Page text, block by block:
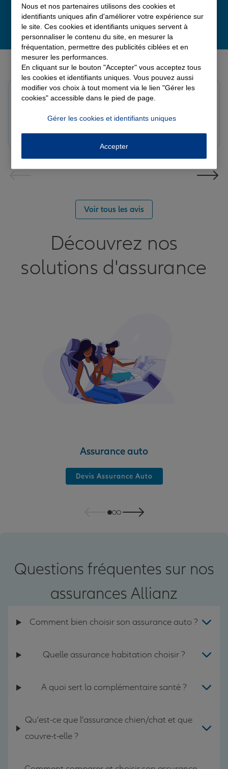
Derniers avis de nos agences Allianz
Note de 5 sur 5
Yori A.
Voir tous les avis
Découvrez nos
solutions d'assurance
Assurance auto
Devis Assurance Auto
Questions fréquentes sur nos
assurances Allianz
Comment bien choisir son assurance auto ?
Quelle assurance habitation choisir ?
A quoi sert la complémentaire santé ?
Qu'est-ce que l'assurance chien/chat et que
couvre-t-elle ?
Nous et nos partenaires utilisons des cookies et
identifiants uniques afin d'améliorer votre expérience sur
le site. Ces cookies et identifiants uniques servent à
personnaliser le contenu du site, en mesurer la
fréquentation, permettre des publicités ciblées et en
mesurer les performances.
En cliquant sur le bouton "Accepter" vous acceptez tous
les cookies et identifiants uniques. Vous pouvez aussi
modifier vos choix à tout moment via le lien "Gérer les
cookies" accessible dans le pied de page.
Gérer les cookies et identifiants uniques
Accepter